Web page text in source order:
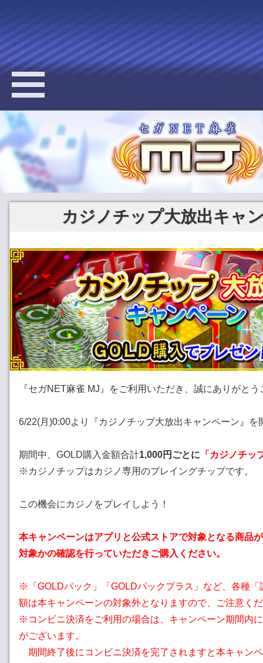
カジノチップ大放出キャ
『セガNET麻雀 MJ』をご利用いただき、誠にありがと
6/22(月)0:00より『カジノチップ大放出キャンペーン』を
期間中、GOLD購入金額合計1,000円ごとに 「カジノチッ
※カジノチップはカジノ専用のプレイングチップです。
この機会にカジノをプレイしよう！
本キャンペーンはアプリと公式ストアで対象となる商品
対象かの確認を行っていただきご購入ください。
※「GOLDパック」「GOLDパックプラス」など、各種「
額は本キャンペーンの対象外となりますので、ご注意く
※コンビニ決済をご利用の場合は、キャンペーン期間内
がございます。
期間終了後にコンビニ決済を完了されますと本キャン